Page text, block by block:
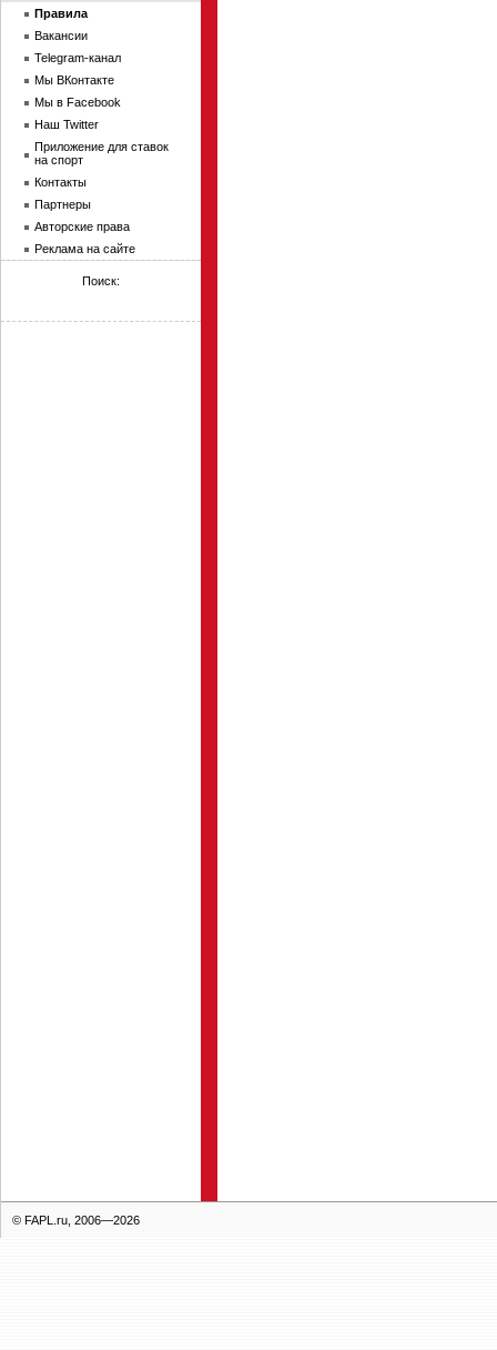
Правила
Вакансии
Telegram-канал
Мы ВКонтакте
Мы в Facebook
Наш Twitter
Приложение для ставок
на спорт
Контакты
Партнеры
Авторские права
Реклама на сайте
Поиск:
© FAPL.ru, 2006—2026